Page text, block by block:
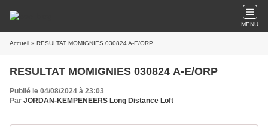
MENU
Accueil » RESULTAT MOMIGNIES 030824 A-E/ORP
RESULTAT MOMIGNIES 030824 A-E/ORP
Publié le 04/08/2024 à 23:03
Par JORDAN-KEMPENEERS Long Distance Loft